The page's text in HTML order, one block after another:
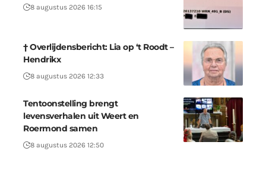
8 augustus 2026 16:15
† Overlijdensbericht: Lia op ‘t Roodt –
Hendrikx
8 augustus 2026 12:33
Tentoonstelling brengt
levensverhalen uit Weert en
Roermond samen
8 augustus 2026 12:50